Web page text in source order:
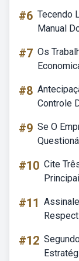
#6 Tecendo
Manual
#7 Os
#8
Controle
#9 Se O
#10 Cite
#11
#12